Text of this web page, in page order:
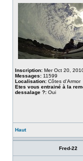
Inscription: Mer Oct 20,
Messages: 11599
Localisation: Côtes d'Armor
Etes vous entrainé à la
dessalage ?: Oui
Haut
Fred-22